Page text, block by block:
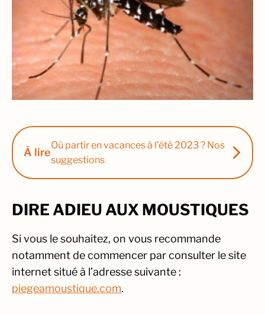
À lire
Où partir en vacances à l’été 2023 ? Nos
suggestions
DIRE ADIEU AUX MOUSTIQUES
Si vous le souhaitez, on vous recommande
notamment de commencer par consulter le site
internet situé à l’adresse suivante :
piegeamoustique.com.